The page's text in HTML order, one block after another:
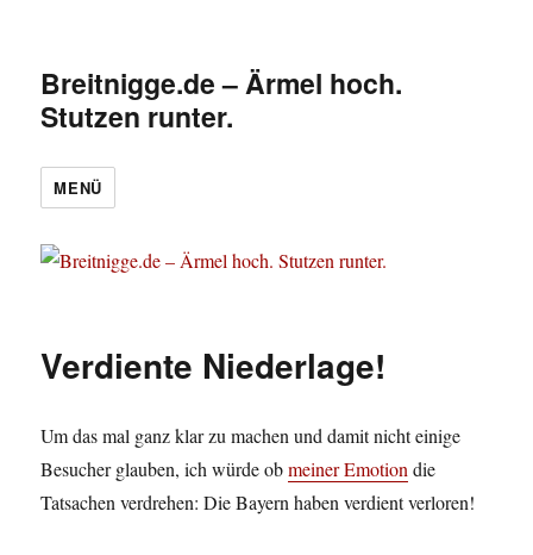
Breitnigge.de – Ärmel hoch.
Stutzen runter.
MENÜ
Verdiente Niederlage!
Um das mal ganz klar zu machen und damit nicht einige
Besucher glauben, ich würde obmeiner Emotiondie
Tatsachen verdrehen: Die Bayern haben verdient verloren!